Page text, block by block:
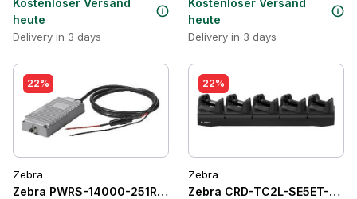
Kostenloser Versand
heute
Delivery in 3 days
Kostenloser Versand
heute
Delivery in 3 days
22%
Zebra
Zebra PWRS-14000-251R Power Supply
22%
Zebra
Zebra CRD-TC2L-SE5ET-01